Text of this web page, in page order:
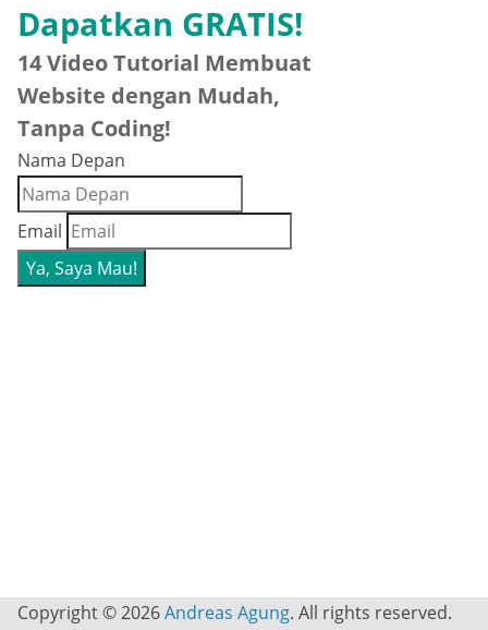
Dapatkan GRATIS!
14 Video Tutorial Membuat
Website dengan Mudah,
Tanpa Coding!
Nama Depan
Email
Copyright © 2026Andreas Agung. All rights reserved.